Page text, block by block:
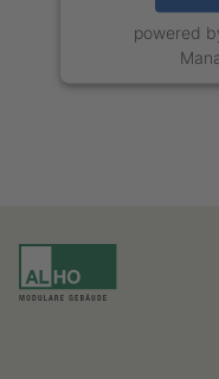
powered